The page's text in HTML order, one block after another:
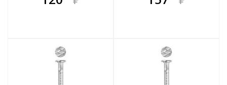
всегда выгоднее!
всегда выгоднее!